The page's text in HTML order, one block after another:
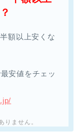
額以上安くな
安値をチェッ
りません。